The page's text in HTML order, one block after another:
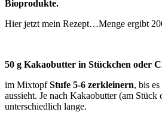
Bioprodukte.
Hier jetzt mein Rezept…Menge ergibt
50 g Kakaobutter in Stückchen oder
im MixtopfStufe 5-6 zerkleinern, bis
aussieht. Je nach Kakaobutter (am
unterschiedlich lange.